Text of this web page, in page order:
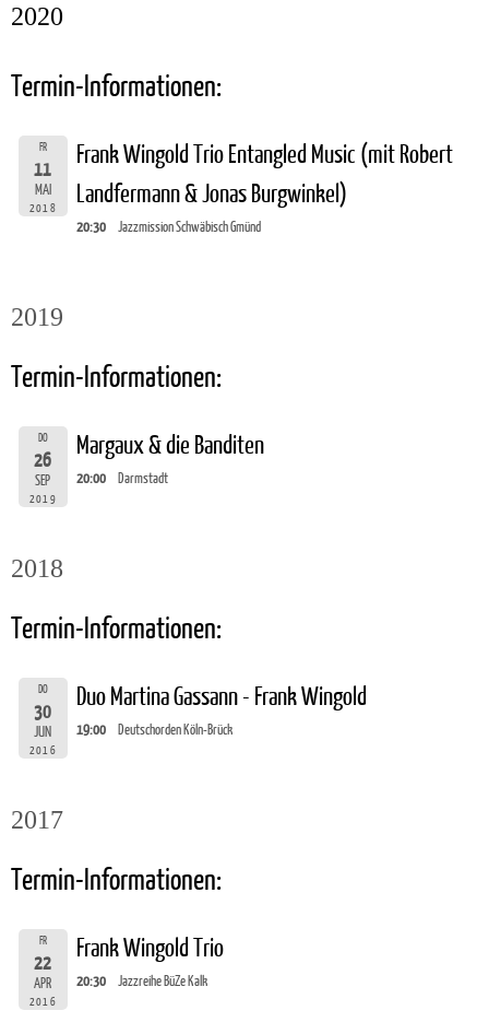
2020
Termin-Informationen:
FR
11
MAI
2018
Frank Wingold Trio Entangled Music (mit Robert
Landfermann & Jonas Burgwinkel)
20:30 Jazzmission Schwäbisch Gmünd
2019
Termin-Informationen:
DO
26
SEP
2019
Margaux & die Banditen
20:00 Darmstadt
2018
Termin-Informationen:
DO
30
JUN
2016
Duo Martina Gassann - Frank Wingold
19:00 Deutschorden Köln-Brück
2017
Termin-Informationen:
FR
22
APR
2016
Frank Wingold Trio
20:30 Jazzreihe BüZe Kalk